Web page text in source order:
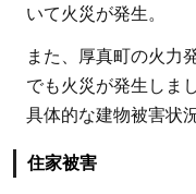
いて火災が発生。
また、厚真町の火力
でも火災が発生しま
具体的な建物被害状
住家被害